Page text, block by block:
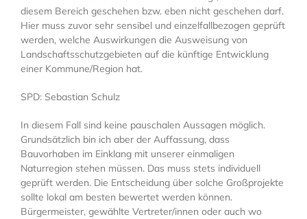
diesem Bereich geschehen bzw. eben nicht geschehen darf.
Hier muss zuvor sehr sensibel und einzelfallbezogen geprüft
werden, welche Auswirkungen die Ausweisung von
Landschaftsschutzgebieten auf die künftige Entwicklung
einer Kommune/Region hat.
SPD: Sebastian Schulz
In diesem Fall sind keine pauschalen Aussagen möglich.
Grundsätzlich bin ich aber der Auffassung, dass
Bauvorhaben im Einklang mit unserer einmaligen
Naturregion stehen müssen. Das muss stets individuell
geprüft werden. Die Entscheidung über solche Großprojekte
sollte lokal am besten bewertet werden können.
Bürgermeister, gewählte Vertreter/innen oder auch wo